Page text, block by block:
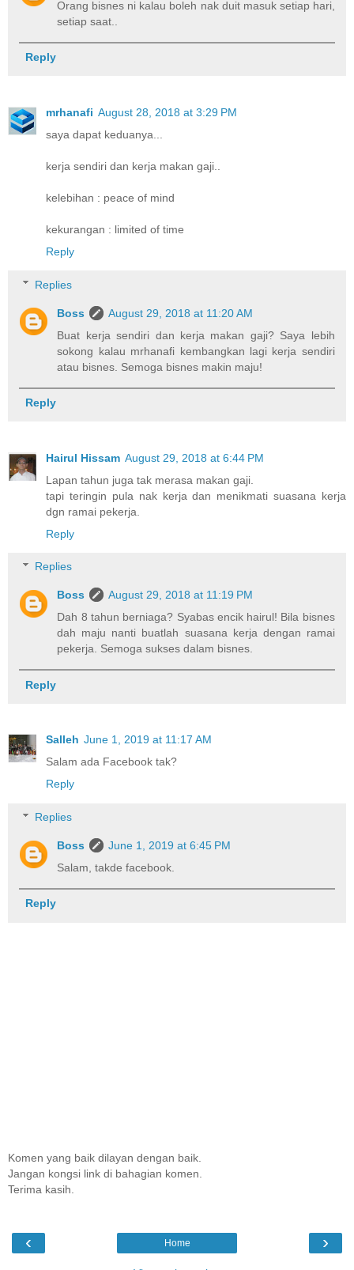
Orang bisnes ni kalau boleh nak duit masuk setiap hari,
setiap saat..
Reply
mrhanafi August 28, 2018 at 3:29 PM
saya dapat keduanya...
kerja sendiri dan kerja makan gaji..
kelebihan : peace of mind
kekurangan : limited of time
Reply
Replies
Boss
August 29, 2018 at 11:20 AM
Buat kerja sendiri dan kerja makan gaji? Saya lebih
sokong kalau mrhanafi kembangkan lagi kerja sendiri
atau bisnes. Semoga bisnes makin maju!
Reply
Hairul Hissam August 29, 2018 at 6:44 PM
Lapan tahun juga tak merasa makan gaji.
tapi teringin pula nak kerja dan menikmati suasana kerja
dgn ramai pekerja.
Reply
Replies
Boss
August 29, 2018 at 11:19 PM
Dah 8 tahun berniaga? Syabas encik hairul! Bila bisnes
dah maju nanti buatlah suasana kerja dengan ramai
pekerja. Semoga sukses dalam bisnes.
Reply
Salleh June 1, 2019 at 11:17 AM
Salam ada Facebook tak?
Reply
Replies
Boss
June 1, 2019 at 6:45 PM
Salam, takde facebook.
Reply
Komen yang baik dilayan dengan baik.
Jangan kongsi link di bahagian komen.
Terima kasih.
‹ ›
Home